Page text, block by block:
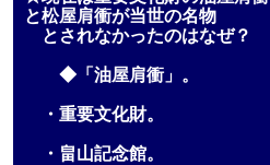
と松屋肩衝が当世の名物
とされなかったのはなぜ？
◆「油屋肩衝」。
・重要文化財。
・畠山記念館。